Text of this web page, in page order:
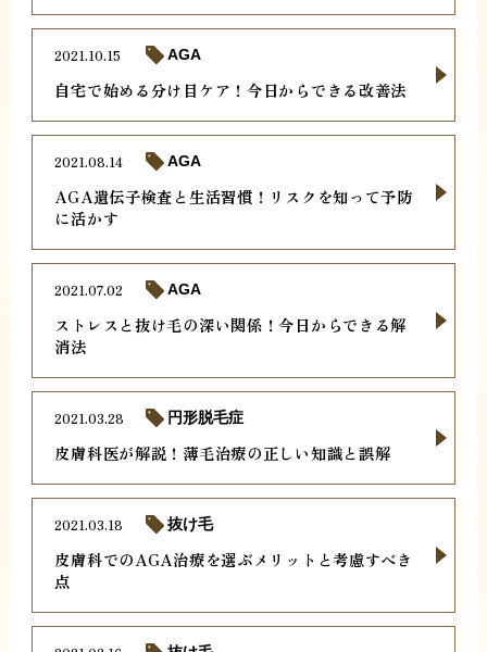
自宅で始める分け目ケア！今日からできる改善法
2021.10.15 AGA
AGA遺伝子検査と生活習慣！リスクを知って予防
に活かす
2021.08.14 AGA
ストレスと抜け毛の深い関係！今日からできる解
消法
2021.07.02 AGA
皮膚科医が解説！薄毛治療の正しい知識と誤解
2021.03.28 円形脱毛症
皮膚科でのAGA治療を選ぶメリットと考慮すべき
点
2021.03.18 抜け毛